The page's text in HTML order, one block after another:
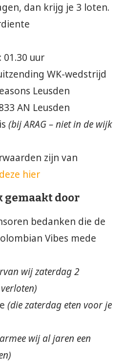
dan krijg je 3 loten.
01.30 uur
WK-wedstrijd
Leusden
AN Leusden
(bij ARAG – niet in de wijk
zijn van
deze hier
gemaakt door
bedanken die de
Vibes mede
wij zaterdag 2
(die zaterdag eten voor je
wij al jaren een